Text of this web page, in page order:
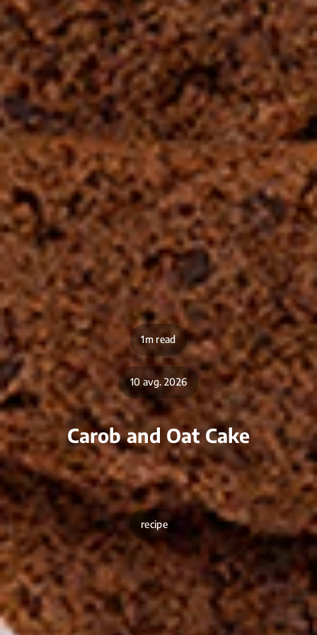
1m read
10 avg. 2026
Carob and Oat Cake
recipe